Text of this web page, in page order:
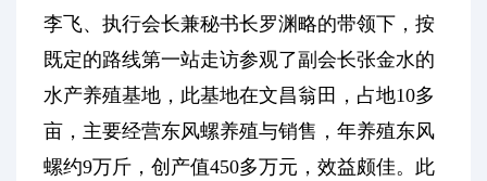
李飞、执行会长兼秘书长罗渊略的带领下，按
既定的路线第一站走访参观了副会长张金水的
水产养殖基地，此基地在文昌翁田，占地10多
亩，主要经营东风螺养殖与销售，年养殖东风
螺约9万斤，创产值450多万元，效益颇佳。此